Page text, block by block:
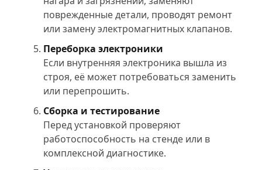
поврежденные детали, проводят ремонт
или замену электромагнитных клапанов.
Переборка электроники
Если внутренняя электроника вышла из
строя, её может потребоваться заменить
или перепрошить.
Сборка и тестирование
Перед установкой проверяют
работоспособность на стенде или в
комплексной диагностике.